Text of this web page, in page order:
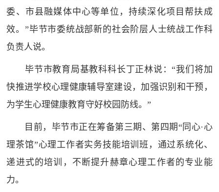
委、市县融媒体中心等单位，持续深化项目帮扶成
效。”毕节市委统战部新的社会阶层人士统战工作科
负责人说。
毕节市教育局基教科科长丁正林说：“我们将加
快推进学校心理健康辅导室建设，加强识别和干预，
为学生心理健康教育守好校园防线。”
目前，毕节市正在筹备第三期、第四期“同心·心
理茶馆”心理工作者实务技能培训班，通过系统化、
递进式的培训，不断提升赫章心理工作者的专业能
力。